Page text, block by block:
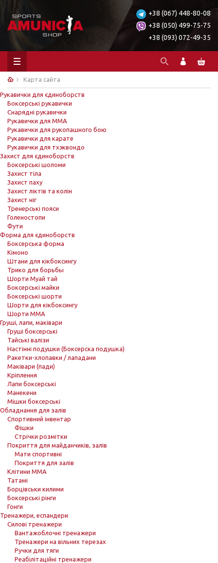
+38 (067) 448-80-08
+38 (050) 499-75-75
+38 (093) 072-49-35
Карта сайта
Рукавички для єдиноборств
Боксерські рукавички
Снарядні рукавички
Рукавички для ММА
Рукавички для рукопашного бою
Рукавички для карате
Рукавички для тхэквондо
Захист для єдиноборств
Боксерські шоломи
Захист тіла
Захист паху
Захист ліктів та колін
Захист ніг
Тренерські пояси
Голеностопи
Фути
Форма для єдиноборств
Боксерська форма
Кімоно
Штани для кікбоксингу
Трико для борьбы
Шорти Муай тай
Боксерські майки
Боксерські шорти
Шорти для кікбоксингу
Шорти ММА
Груші, лапи, маківари
Груші боксерські
Тайські валізи
Настінні подушки (Боксерска подушка)
Ракетки-хлопавки / лападани
Маківари (пади)
Кріплення
Лапи боксерські
Манекени
Мішки боксерські
Обладнання для залів
Спортивний інвентар
Фішки
Стрічки розмітки
Покриття для майданчиків, залів
Мати спортивні
Покриття для залів
Клітини ММА
Татамі
Борцівськи килими
Боксерські рінги
Гонги
Тренажери, еспандери
Силові тренажери
Вантажоблочні тренажери
Тренажери на вільних терезах
Ручки для тяги
Реабілітаційні тренажери